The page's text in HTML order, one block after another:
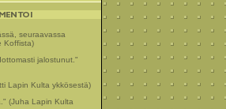
seuraavassa
Koffista)
jalostunut."
Lapin Kulta ykkösestä)
(Juha Lapin Kulta